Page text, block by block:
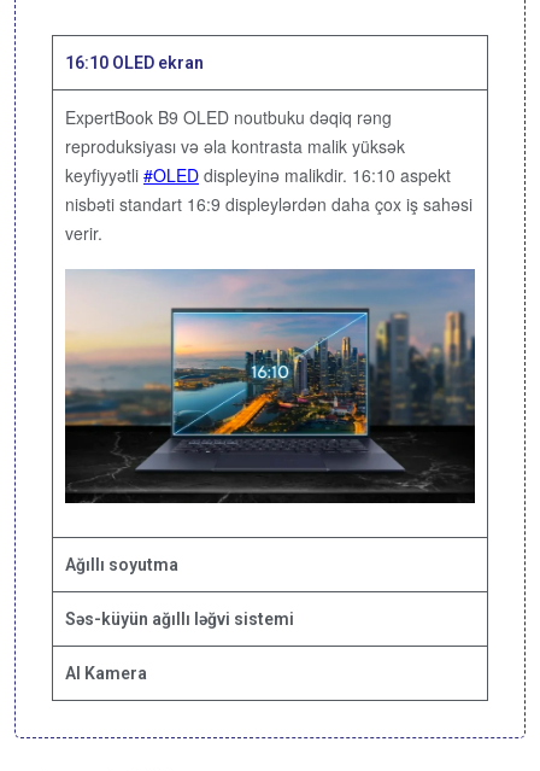
16:10 OLED ekran
ExpertBook B9 OLED noutbuku dəqiq rəng
reproduksiyası və əla kontrasta malik yüksək
keyfiyyətli OLED displeyinə malikdir. 16:10 aspekt
nisbəti standart 16:9 displeylərdən daha çox iş sahəsi
verir.
Ağıllı soyutma
Səs-küyün ağıllı ləğvi sistemi
AI Kamera